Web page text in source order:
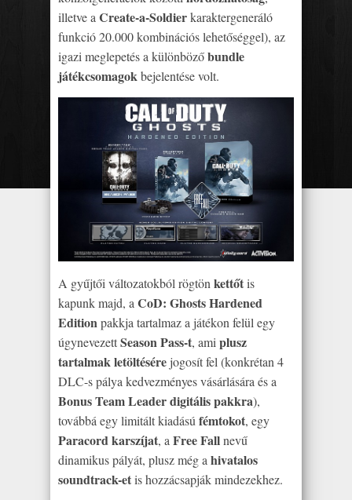
illetve a Create-a-Soldierkaraktergeneráló
funkció 20.000 kombinációs lehetőséggel), az
igazi meglepetés a különbözőbundle
játékcsomagokbejelentése volt.
A gyűjtői változatokból rögtönkettőtis
kapunk majd, aCoD: Ghosts Hardened
Editionpakkja tartalmaz a játékon felül egy
úgynevezettSeason Pass-t, amiplusz
tartalmak letöltésére jogosít fel (konkrétan 4
DLC-s pálya kedvezményes vásárlására és a
Bonus Team Leader digitális pakkra),
továbbá egy limitált kiadásúfémtokot, egy
Paracord karszíjat, aFree Fallnevű
dinamikus pályát, plusz még ahivatalos
soundtrack-etis hozzácsapják mindezekhez.